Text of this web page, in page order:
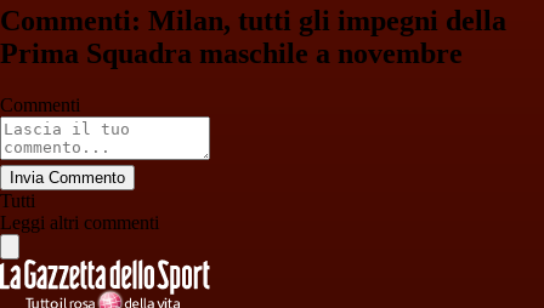
Commenti: Milan, tutti gli impegni della
Prima Squadra maschile a novembre
Commenti
Invia Commento
Tutti
Leggi altri commenti